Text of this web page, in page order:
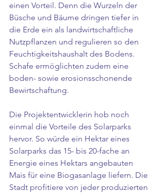
einen Vorteil. Denn die Wurzeln der
Büsche und Bäume dringen tiefer in
die Erde ein als landwirtschaftliche
Nutzpflanzen und regulieren so den
Feuchtigkeitshaushalt des Bodens.
Schafe ermöglichten zudem eine
boden- sowie erosionsschonende
Bewirtschaftung.
Die Projektentwicklerin hob noch
einmal die Vorteile des Solarparks
hervor. So würde ein Hektar eines
Solarparks das 15- bis 20-fache an
Energie eines Hektars angebauten
Mais für eine Biogasanlage liefern. Die
Stadt profitiere von jeder produzierten